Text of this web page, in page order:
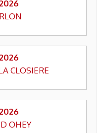
CLOSIERE
OHEY